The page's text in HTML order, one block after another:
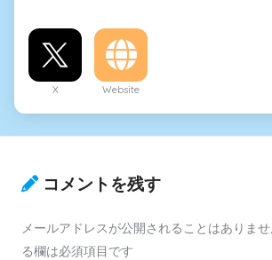
X Website
コメントを残す
メールアドレスが公開されることはありませ
る欄は必須項目です